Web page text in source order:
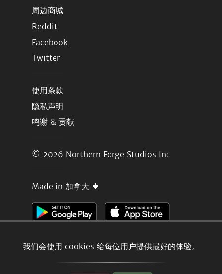
我们会使用 cookies 给每位用户提供最好的体验。
周边商城
Reddit
Facebook
Twitter
使用条款
隐私声明
鸣谢 & 贡献
© 2026 Northern Forge Studios Inc
Made in 加拿大 🍁